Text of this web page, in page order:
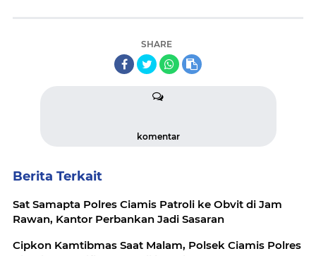
SHARE
komentar
Berita Terkait
Sat Samapta Polres Ciamis Patroli ke Obvit di Jam
Rawan, Kantor Perbankan Jadi Sasaran
Cipkon Kamtibmas Saat Malam, Polsek Ciamis Polres